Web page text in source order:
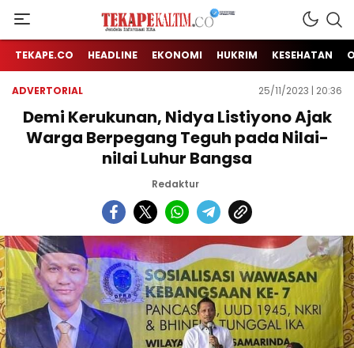
TEKAPE KALTIM
Jendela Informasi Kita
TEKAPE.CO HEADLINE EKONOMI HUKRIM KESEHATAN
ADVERTORIAL 25/11/2023 | 20:36
Demi Kerukunan, Nidya Listiyono Ajak
Warga Berpegang Teguh pada Nilai-
nilai Luhur Bangsa
Redaktur